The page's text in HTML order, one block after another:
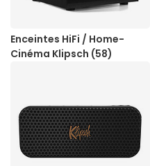
Enceintes HiFi / Home-
Cinéma Klipsch (58)